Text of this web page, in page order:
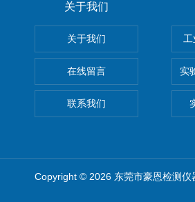
关于我们
关于我们
在线留言
联系我们
工
实
Copyright © 2026 东莞市豪恩检测仪